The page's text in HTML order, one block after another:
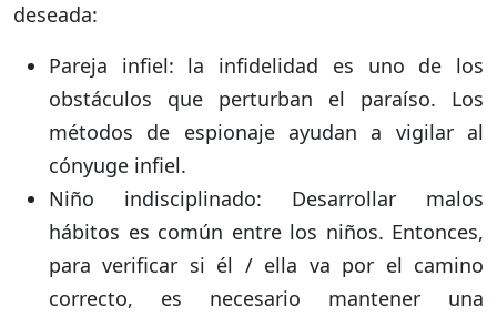
deseada:
Pareja infiel: la infidelidad es uno de los
obstáculos que perturban el paraíso. Los
métodos de espionaje ayudan a vigilar al
cónyuge infiel.
Niño indisciplinado: Desarrollar malos
hábitos es común entre los niños. Entonces,
para verificar si él / ella va por el camino
correcto, es necesario mantener una